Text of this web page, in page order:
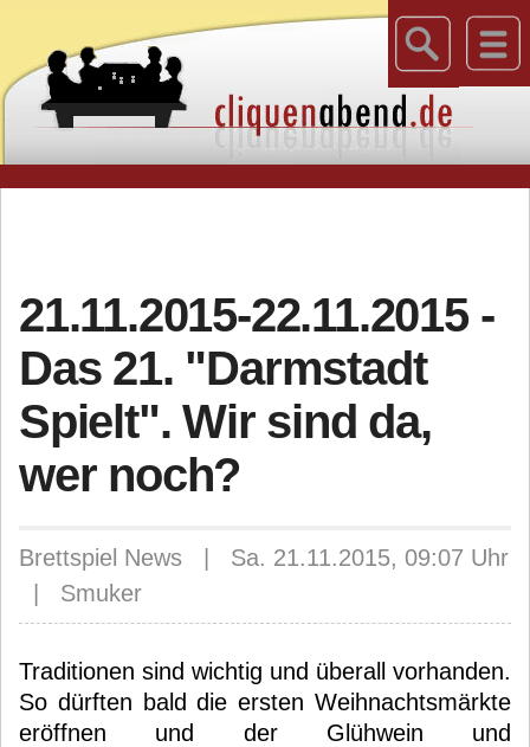
21.11.2015-22.11.2015 -
Das 21. "Darmstadt
Spielt". Wir sind da,
wer noch?
Brettspiel News | Sa. 21.11.2015, 09:07 Uhr
| Smuker
Traditionen sind wichtig und überall vorhanden.
So dürften bald die ersten Weihnachtsmärkte
eröffnen und der Glühwein und